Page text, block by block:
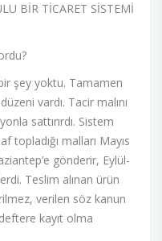
BİR TİCARET SİSTEMİ
şey yoktu. Tamamen
vardı. Tacir malını
sattırırdı. Sistem
topladığı malları Mayıs
gönderir, Eylül-
Teslim alınan ürün
verilen söz kanun
kayıt olma